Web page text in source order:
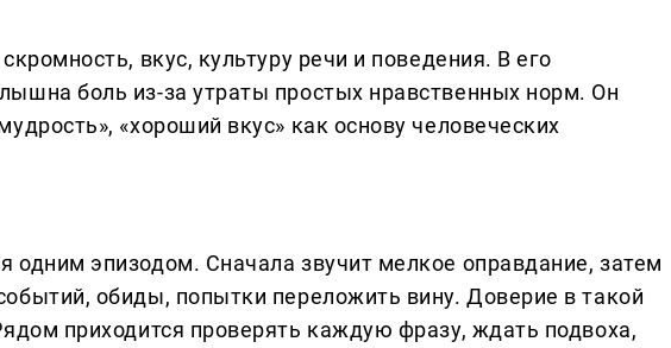
вкус, культуру речи и поведения. В его
боль из-за утраты простых нравственных норм. Он
«хороший вкус» как основу человеческих
одним эпизодом. Сначала звучит мелкое оправдание, затем
обиды, попытки переложить вину. Доверие в такой
приходится проверять каждую фразу, ждать подвоха,